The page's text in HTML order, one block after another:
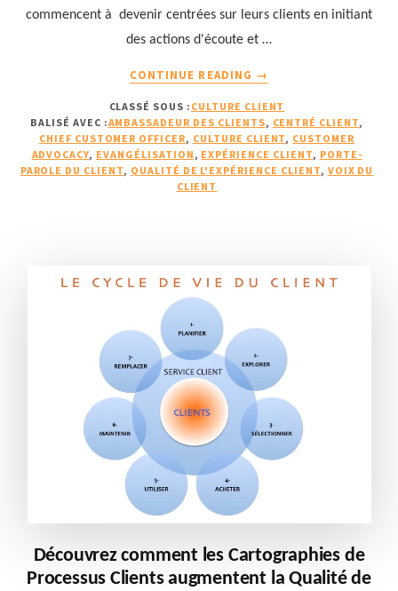
commencent à devenir centrées sur leurs clients en initiant
des actions d'écoute et …
CONTINUE READING
DE
L’EXPÉRIENCE
CLIENT
ET
:
DES
CLIENTS
DANS
L’ENTREPRISE
→
CLASSÉ SOUS : CULTURE CLIENT
BALISÉ AVEC :AMBASSADEUR DES CLIENTS, CENTRÉ CLIENT,
CHIEF CUSTOMER OFFICER, CULTURE CLIENT, CUSTOMER
ADVOCACY, EVANGÉLISATION , EXPÉRIENCE CLIENT, PORTE-
PAROLE DU CLIENT, QUALITÉ DE L'EXPÉRIENCE CLIENT, VOIX DU
CLIENT
Découvrez comment les Cartographies de
Processus Clients augmentent la Qualité de